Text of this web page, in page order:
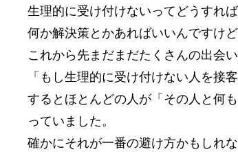
生理的に受け付けないってどうすれ
何か解決策とかあればいいんですけど
これから先まだまだたくさんの出会
「もし生理的に受け付けない人を接
するとほとんどの人が「その人と何
っていました。
確かにそれが一番の避け方かもしれな